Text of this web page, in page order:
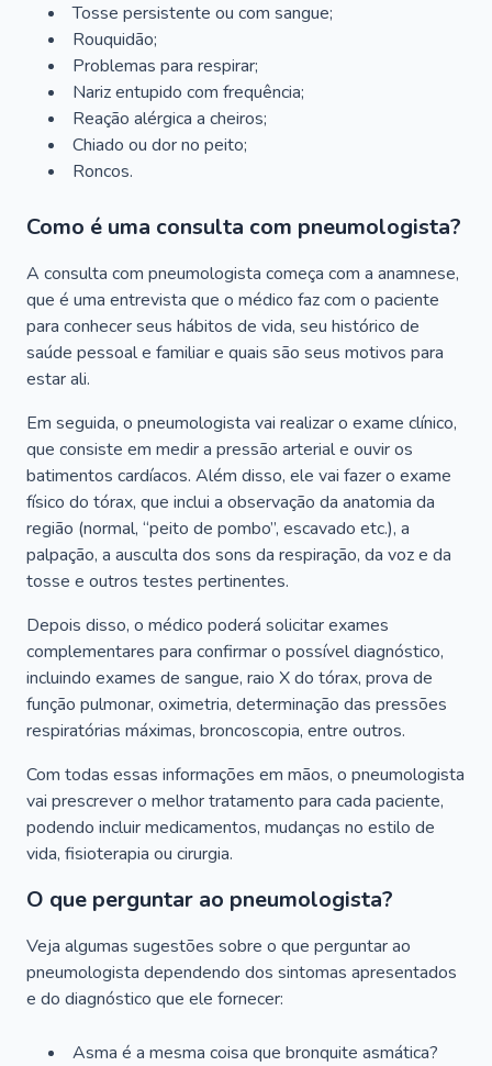
Tosse persistente ou com sangue;
Rouquidão;
Problemas para respirar;
Nariz entupido com frequência;
Reação alérgica a cheiros;
Chiado ou dor no peito;
Roncos.
Como é uma consulta com pneumologista?
A consulta com pneumologista começa com a anamnese,
que é uma entrevista que o médico faz com o paciente
para conhecer seus hábitos de vida, seu histórico de
saúde pessoal e familiar e quais são seus motivos para
estar ali.
Em seguida, o pneumologista vai realizar o exame clínico,
que consiste em medir a pressão arterial e ouvir os
batimentos cardíacos. Além disso, ele vai fazer o exame
físico do tórax, que inclui a observação da anatomia da
região (normal, “peito de pombo”, escavado etc.), a
palpação, a ausculta dos sons da respiração, da voz e da
tosse e outros testes pertinentes.
Depois disso, o médico poderá solicitar exames
complementares para confirmar o possível diagnóstico,
incluindo exames de sangue, raio X do tórax, prova de
função pulmonar, oximetria, determinação das pressões
respiratórias máximas, broncoscopia, entre outros.
Com todas essas informações em mãos, o pneumologista
vai prescrever o melhor tratamento para cada paciente,
podendo incluir medicamentos, mudanças no estilo de
vida, fisioterapia ou cirurgia.
O que perguntar ao pneumologista?
Veja algumas sugestões sobre o que perguntar ao
pneumologista dependendo dos sintomas apresentados
e do diagnóstico que ele fornecer:
Asma é a mesma coisa que bronquite asmática?